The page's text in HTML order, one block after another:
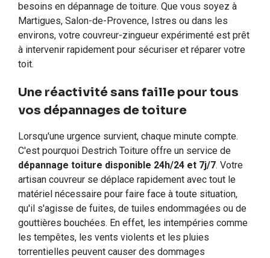
besoins en dépannage de toiture. Que vous soyez à
Martigues, Salon-de-Provence, Istres ou dans les
environs, votre couvreur-zingueur expérimenté est prêt
à intervenir rapidement pour sécuriser et réparer votre
toit.
Une réactivité sans faille pour tous
vos dépannages de toiture
Lorsqu'une urgence survient, chaque minute compte.
C'est pourquoi Destrich Toiture offre un service de
dépannage toiture disponible 24h/24 et 7j/7. Votre
artisan couvreur se déplace rapidement avec tout le
matériel nécessaire pour faire face à toute situation,
qu'il s'agisse de fuites, de tuiles endommagées ou de
gouttières bouchées. En effet, les intempéries comme
les tempêtes, les vents violents et les pluies
torrentielles peuvent causer des dommages